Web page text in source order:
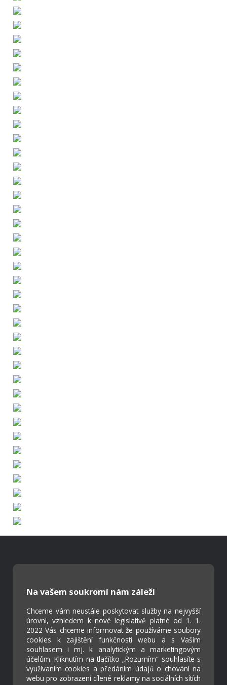
Na vašem soukromí nám záleží
Chceme vám neustále poskytovat služby na nejvyšší
úrovni, vzhledem k nové legislativě platné od 1. 1.
2022 Vás chceme informovat že používáme soubory
cookies k zajištění funkčnosti webu a s Vaším
souhlasem i mj. k analytickým a marketingovým
účelům. Kliknutím na tlačítko „Rozumím“ souhlasíte s
využívaním cookies a předáním údajů o chování na
webu pro zobrazení cílené reklamy na sociálních sítích
Kontakty
Projekty
Virtuální prohlídka
Cookies